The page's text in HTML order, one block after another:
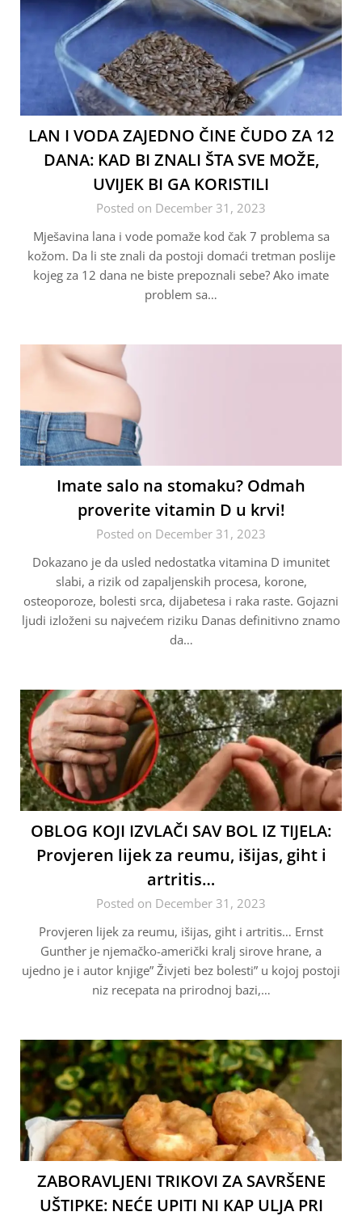
LAN I VODA ZAJEDNO ČINE ČUDO ZA 12
DANA: KAD BI ZNALI ŠTA SVE MOŽE,
UVIJEK BI GA KORISTILI
Posted on December 31, 2023
Mješavina lana i vode pomaže kod čak 7 problema sa
kožom. Da li ste znali da postoji domaći tretman poslije
kojeg za 12 dana ne biste prepoznali sebe? Ako imate
problem sa…
Imate salo na stomaku? Odmah
proverite vitamin D u krvi!
Posted on December 31, 2023
Dokazano je da usled nedostatka vitamina D imunitet
slabi, a rizik od zapaljenskih procesa, korone,
osteoporoze, bolesti srca, dijabetesa i raka raste. Gojazni
ljudi izloženi su najvećem riziku Danas definitivno znamo
da…
OBLOG KOJI IZVLAČI SAV BOL IZ TIJELA:
Provjeren lijek za reumu, išijas, giht i
artritis…
Posted on December 31, 2023
Provjeren lijek za reumu, išijas, giht i artritis… Ernst
Gunther je njemačko-američki kralj sirove hrane, a
ujedno je i autor knjige” Živjeti bez bolesti” u kojoj postoji
niz recepata na prirodnoj bazi,…
ZABORAVLJENI TRIKOVI ZA SAVRŠENE
UŠTIPKE: NEĆE UPITI NI KAP ULJA PRI